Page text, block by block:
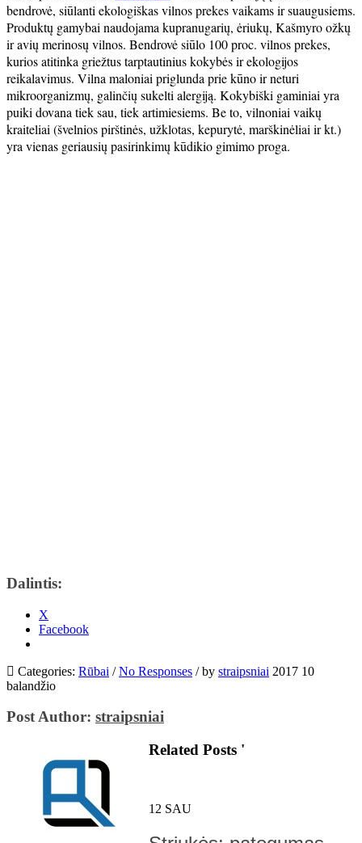
bendrovė, siūlanti ekologiškas vilnos prekes vaikams ir suaugusiems.
Produktų gamybai naudojama kupranugarių, ėriukų, Kašmyro ožkų
ir avių merinosų vilnos. Bendrovė siūlo 100 proc. vilnos prekes,
kurios atitinka griežtus tarptautinius kokybės ir ekologijos
reikalavimus. Vilna maloniai priglunda prie kūno ir neturi
mikroorganizmų, galinčių sukelti alergiją. Kokybiški gaminiai yra
puiki dovana tiek sau, tiek artimiesiems. Be to, vilnoniai vaikų
kraiteliai (švelnios pirštinės, užklotas, kepurytė, marškinėliai ir kt.)
yra vienas geriausių pasirinkimų kūdikio gimimo proga.
Dalintis:
X
Facebook
Categories: Rūbai / No Responses /by straipsniai 2017 10
balandžio
Post Author: straipsniai
Related Posts '
12 SAU